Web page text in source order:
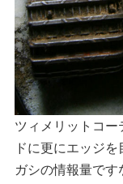
ツィメリットコ
ドに更にエッジ
ガシの情報量で